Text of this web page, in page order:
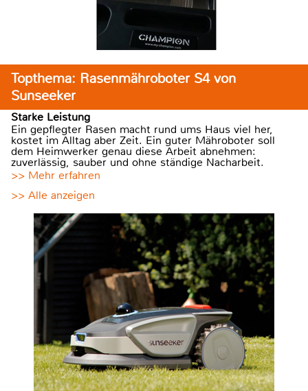
Topthema: Rasenmähroboter S4 von
Sunseeker
Starke Leistung
Ein gepflegter Rasen macht rund ums Haus viel her,
kostet im Alltag aber Zeit. Ein guter Mähroboter soll
dem Heimwerker genau diese Arbeit abnehmen:
zuverlässig, sauber und ohne ständige Nacharbeit.
>> Mehr erfahren
>> Alle anzeigen